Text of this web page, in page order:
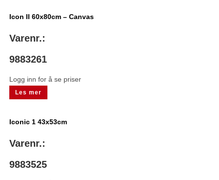
Icon II 60x80cm – Canvas
Varenr.:
9883261
Logg inn for å se priser
Les mer
Iconic 1 43x53cm
Varenr.:
9883525